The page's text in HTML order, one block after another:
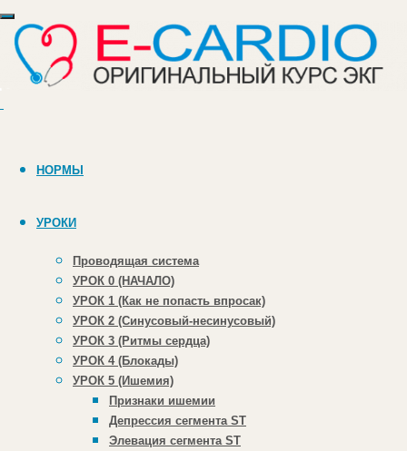
НОРМЫ
УРОКИ
Проводящая система
УРОК 0 (НАЧАЛО)
УРОК 1 (Как не попасть впросак)
УРОК 2 (Синусовый-несинусовый)
УРОК 3 (Ритмы сердца)
УРОК 4 (Блокады)
УРОК 5 (Ишемия)
Признаки ишемии
Депрессия сегмента ST
Элевация сегмента ST
▼ ЭКГ 2 ▼